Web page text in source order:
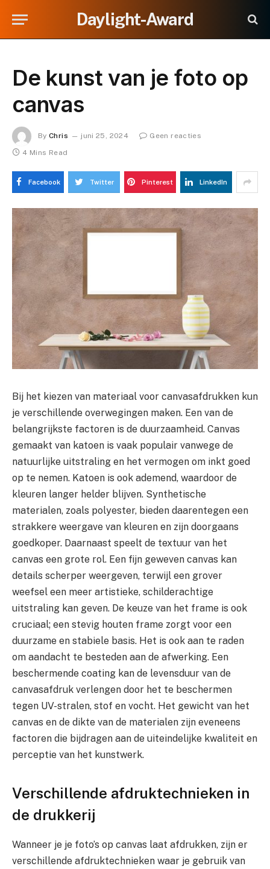
Daylight-Award
De kunst van je foto op
canvas
By Chris juni 25, 2024
Geen reacties
4 Mins Read
Facebook Twitter Pinterest LinkedIn
Bij het kiezen van materiaal voor canvasafdrukken kun
je verschillende overwegingen maken. Een van de
belangrijkste factoren is de duurzaamheid. Canvas
gemaakt van katoen is vaak populair vanwege de
natuurlijke uitstraling en het vermogen om inkt goed
op te nemen. Katoen is ook ademend, waardoor de
kleuren langer helder blijven. Synthetische
materialen, zoals polyester, bieden daarentegen een
strakkere weergave van kleuren en zijn doorgaans
goedkoper. Daarnaast speelt de textuur van het
canvas een grote rol. Een fijn geweven canvas kan
details scherper weergeven, terwijl een grover
weefsel een meer artistieke, schilderachtige
uitstraling kan geven. De keuze van het frame is ook
cruciaal; een stevig houten frame zorgt voor een
duurzame en stabiele basis. Het is ook aan te raden
om aandacht te besteden aan de afwerking. Een
beschermende coating kan de levensduur van de
canvasafdruk verlengen door het te beschermen
tegen UV-stralen, stof en vocht. Het gewicht van het
canvas en de dikte van de materialen zijn eveneens
factoren die bijdragen aan de uiteindelijke kwaliteit en
perceptie van het kunstwerk.
Verschillende afdruktechnieken in
de drukkerij
Wanneer je je foto’s op canvas laat afdrukken, zijn er
verschillende afdruktechnieken waar je gebruik van